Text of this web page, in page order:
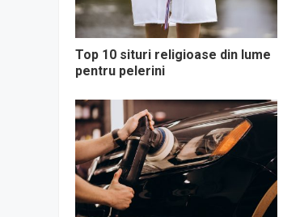
Top 10 situri religioase din lume
pentru pelerini